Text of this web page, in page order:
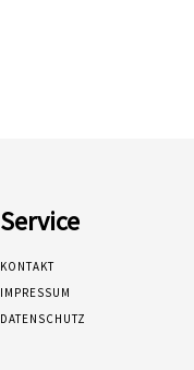
Service
KONTAKT
IMPRESSUM
DATENSCHUTZ